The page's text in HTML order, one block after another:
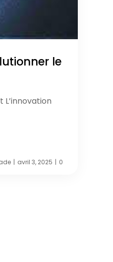
le
L’innovation
| avril 3, 2025 | 0